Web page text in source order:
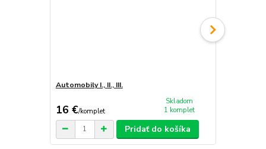
Automobily I., II., III.
16 €/komplet
Skladom
1 komplet
Pridať do košíka